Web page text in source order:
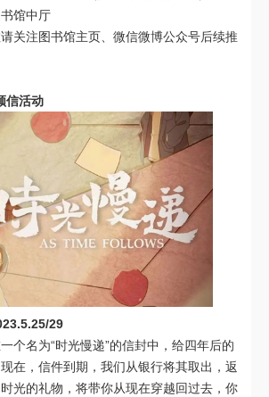
书馆中厅
请关注图书馆主页、微信微博公众号后续推
信活动
29
个名为“时光慢递”的信封中，给四年后的
在，信件到期，我们从银行将其取出，返
光的礼物，将带你从现在穿越回过去，你